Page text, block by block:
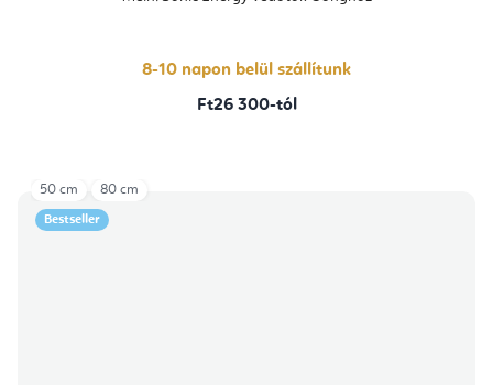
8-10 napon belül szállítunk
Ft26 300-tól
Bestseller
50 cm 80 cm